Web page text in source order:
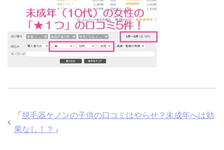
「 脱毛器ケノンの子供の口コミはやらせ？未成年へは効
果なし！？ 」